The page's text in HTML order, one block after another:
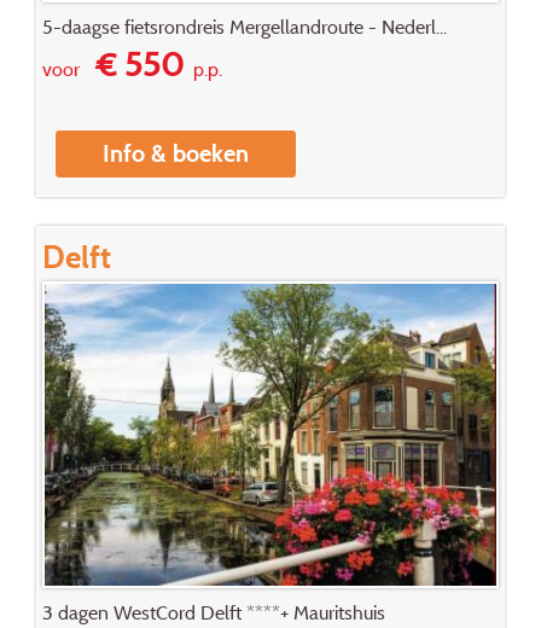
5-daagse fietsrondreis Mergellandroute - Nederl...
voor€ 550p.p.
Info & boeken
Delft
3 dagen WestCord Delft ****+ Mauritshuis